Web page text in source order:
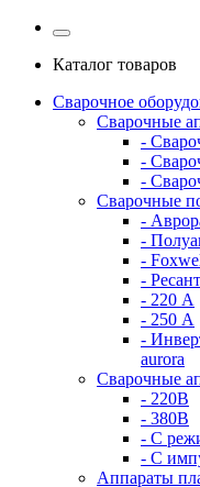
Каталог товаров
Сварочное
Сварочные
-
-
-
Сварочные
-
-
-
-
- 220 А
- 250 А
-
aurora
Сварочные
- 220В
- 380В
- С
- С
Аппараты